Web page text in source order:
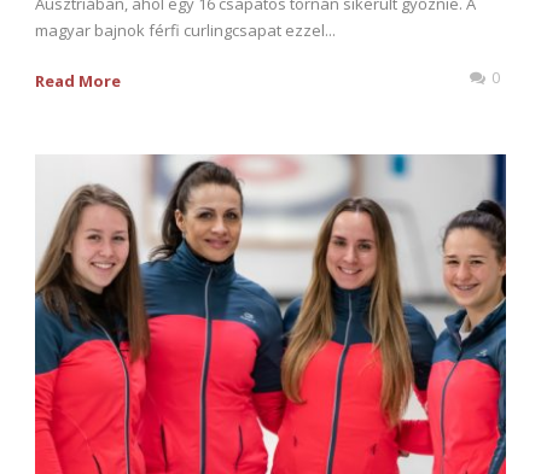
magyar bajnok férfi curlingcsapat ezzel...
Read More 0